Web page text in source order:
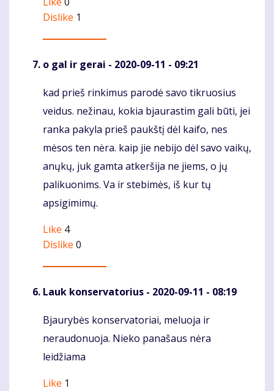
Dislike 1
o gal ir gerai - 2020-09-11 - 09:21
Komentaras
kad prieš rinkimus parodė savo tikruosius
veidus. nežinau, kokia bjaurastim gali būti, jei
ranka pakyla prieš paukštį dėl kaifo, nes
mėsos ten nėra. kaip jie nebijo dėl savo vaikų,
anųkų, juk gamta atkeršija ne jiems, o jų
palikuonims. Va ir stebimės, iš kur tų
apsigimimų.
Like 4
Dislike 0
Lauk konservatorius - 2020-09-11 - 08:19
Komentaras
Bjaurybės konservatoriai, meluoja ir
neraudonuoja. Nieko panašaus nėra
leidžiama
Like 1